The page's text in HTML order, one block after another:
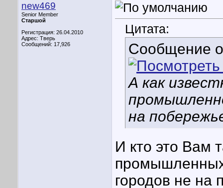
new469
Senior Member
Старшой
Регистрация: 26.04.2010
Адрес: Тверь
Сообщений: 17,926
Цитата:
Сообщение
А как
на
И кто это Вам
городов не